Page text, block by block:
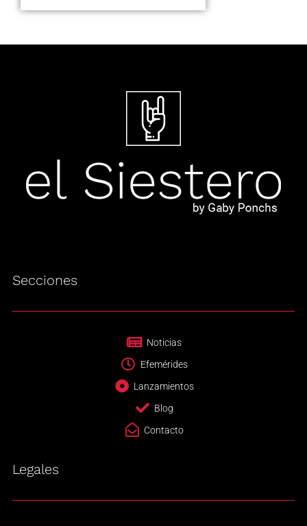
Secciones
Noticias
Efemérides
Lanzamientos
Blog
Contacto
Legales